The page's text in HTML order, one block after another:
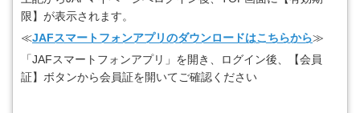
限】が表示されます。
≪JAFスマートフォンアプリのダウンロードはこちらから≫
「JAFスマートフォンアプリ」を開き、ログイン後、【会員
証】ボタンから会員証を開いてご確認ください